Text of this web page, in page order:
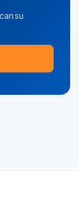
su